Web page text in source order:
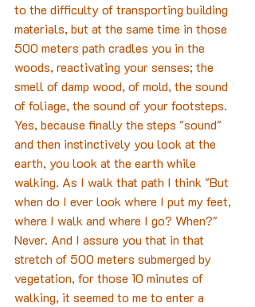
to the difficulty of transporting building
materials, but at the same time in those
500 meters path cradles you in the
woods, reactivating your senses; the
smell of damp wood, of mold, the sound
of foliage, the sound of your footsteps.
Yes, because finally the steps "sound"
and then instinctively you look at the
earth, you look at the earth while
walking. As I walk that path I think "But
when do I ever look where I put my feet,
where I walk and where I go? When?"
Never. And I assure you that in that
stretch of 500 meters submerged by
vegetation, for those 10 minutes of
walking, it seemed to me to enter a